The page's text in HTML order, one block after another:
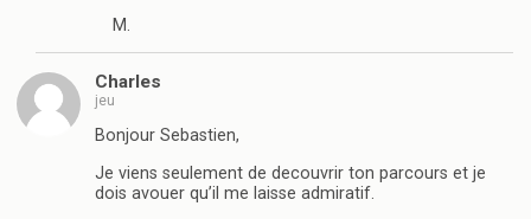
M.
Charles
jeu
Bonjour Sebastien,
Je viens seulement de decouvrir ton parcours et je
dois avouer qu’il me laisse admiratif.